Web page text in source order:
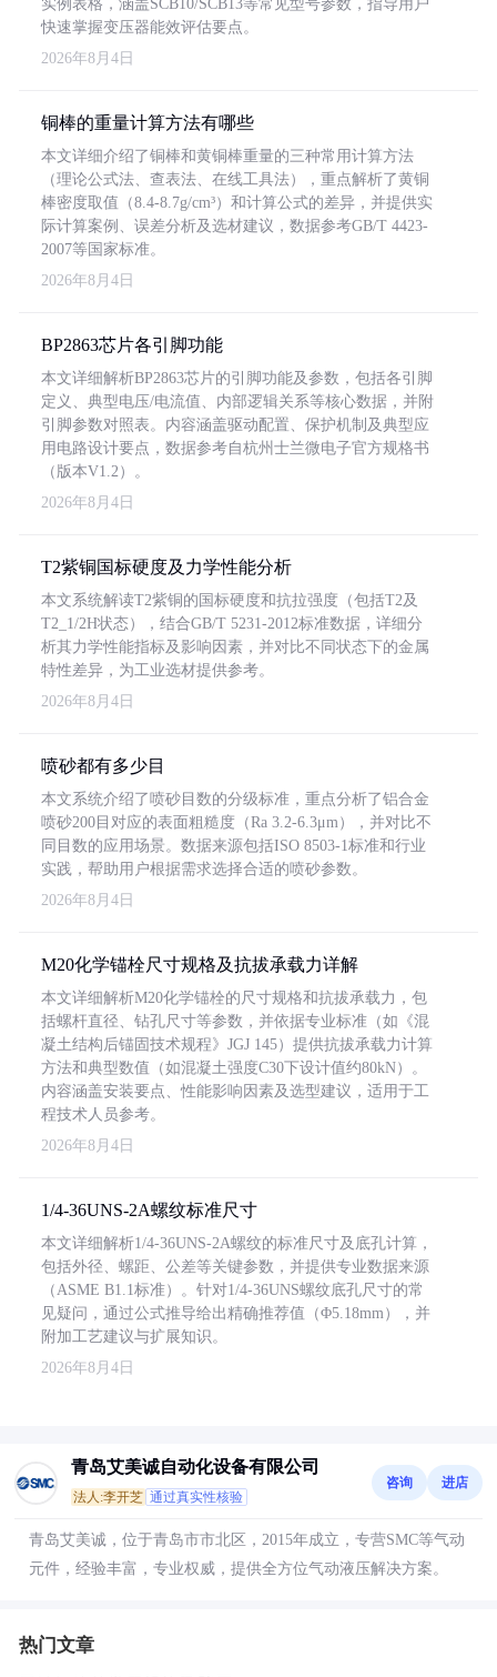
实例表格，涵盖SCB10/SCB13等常见型号参数，指导用户
快速掌握变压器能效评估要点。
2026年8月4日
铜棒的重量计算方法有哪些
本文详细介绍了铜棒和黄铜棒重量的三种常用计算方法
（理论公式法、查表法、在线工具法），重点解析了黄铜
棒密度取值（8.4-8.7g/cm³）和计算公式的差异，并提供实
际计算案例、误差分析及选材建议，数据参考GB/T 4423-
2007等国家标准。
2026年8月4日
BP2863芯片各引脚功能
本文详细解析BP2863芯片的引脚功能及参数，包括各引脚
定义、典型电压/电流值、内部逻辑关系等核心数据，并附
引脚参数对照表。内容涵盖驱动配置、保护机制及典型应
用电路设计要点，数据参考自杭州士兰微电子官方规格书
（版本V1.2）。
2026年8月4日
T2紫铜国标硬度及力学性能分析
本文系统解读T2紫铜的国标硬度和抗拉强度（包括T2及
T2_1/2H状态），结合GB/T 5231-2012标准数据，详细分
析其力学性能指标及影响因素，并对比不同状态下的金属
特性差异，为工业选材提供参考。
2026年8月4日
喷砂都有多少目
本文系统介绍了喷砂目数的分级标准，重点分析了铝合金
喷砂200目对应的表面粗糙度（Ra 3.2-6.3μm），并对比不
同目数的应用场景。数据来源包括ISO 8503-1标准和行业
实践，帮助用户根据需求选择合适的喷砂参数。
2026年8月4日
M20化学锚栓尺寸规格及抗拔承载力详解
本文详细解析M20化学锚栓的尺寸规格和抗拔承载力，包
括螺杆直径、钻孔尺寸等参数，并依据专业标准（如《混
凝土结构后锚固技术规程》JGJ 145）提供抗拔承载力计算
方法和典型数值（如混凝土强度C30下设计值约80kN）。
内容涵盖安装要点、性能影响因素及选型建议，适用于工
程技术人员参考。
2026年8月4日
1/4-36UNS-2A螺纹标准尺寸
本文详细解析1/4-36UNS-2A螺纹的标准尺寸及底孔计算，
包括外径、螺距、公差等关键参数，并提供专业数据来源
（ASME B1.1标准）。针对1/4-36UNS螺纹底孔尺寸的常
见疑问，通过公式推导给出精确推荐值（Φ5.18mm），并
附加工艺建议与扩展知识。
2026年8月4日
青岛艾美诚自动化设备有限公司
法人:李开芝 通过真实性核验
咨询 进店
青岛艾美诚，位于青岛市市北区，2015年成立，专营SMC等气动
元件，经验丰富，专业权威，提供全方位气动液压解决方案。
热门文章